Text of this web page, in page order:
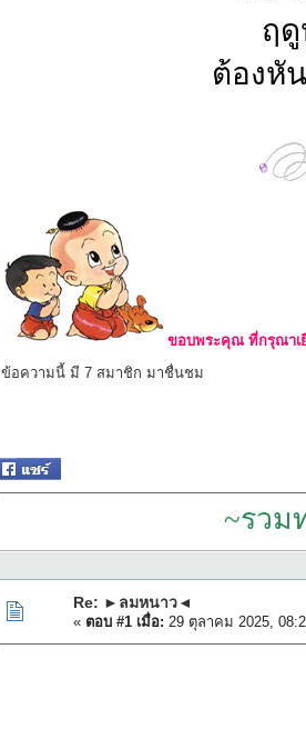
ฤ
ต้องหั
ขอบพระคุณ ที่กรุณาเ
ข้อความนี้ มี 7 สมาชิก มาชื่นชม
~รวม
Re: ►ลมหนาว◄
« ตอบ #1 เมื่อ: 29 ตุลาคม 2025,